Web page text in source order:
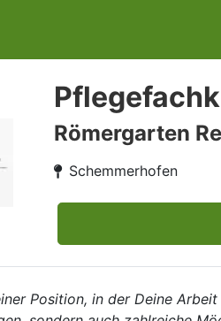
Römergarten
Schemmerhofen
Position, in der Deine